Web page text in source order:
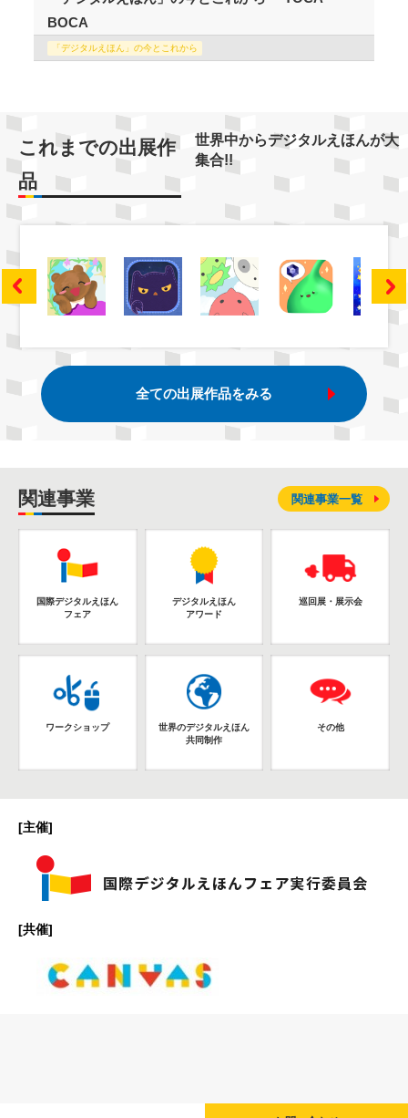
BOCA
「デジタルえほん」の今とこれから
これまでの出展作
品
世界中からデジタルえほんが大
集合!!
全ての出展作品をみる
関連事業
国際デジタルえほん
フェア
デジタルえほん
アワード
巡回展・展示会
ワークショップ
世界のデジタルえほん
共同制作
その他
関連事業一覧
[主催]
[共催]